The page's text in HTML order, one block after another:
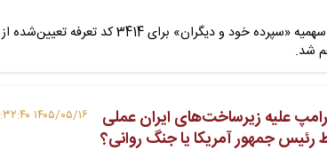
امکان استفاده از حوزه سهمیه «سپرده خود و دیگران» برای 3414 کد تعرفه تعیین‌شده از
شد.
۱۴۰۵/۰۵/۱۶ ۰۶:۳۲:۴۰
علیه زیرساخت‌های ایران عملی
جمهور آمریکا یا جنگ روانی؟